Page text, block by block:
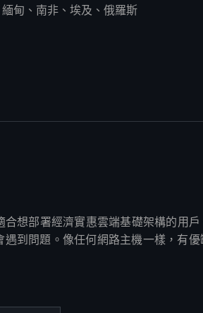
甸、南非、埃及、俄羅斯
想部署經濟實惠雲端基礎架構的用戶
到問題。像任何網路主機一樣，有優